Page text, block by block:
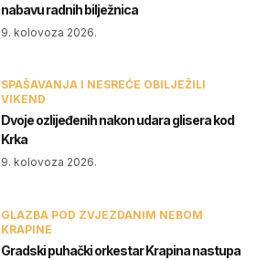
nabavu radnih bilježnica
9. kolovoza 2026.
SPAŠAVANJA I NESREĆE OBILJEŽILI
VIKEND
Dvoje ozlijeđenih nakon udara glisera kod
Krka
9. kolovoza 2026.
GLAZBA POD ZVJEZDANIM NEBOM
KRAPINE
Gradski puhački orkestar Krapina nastupa